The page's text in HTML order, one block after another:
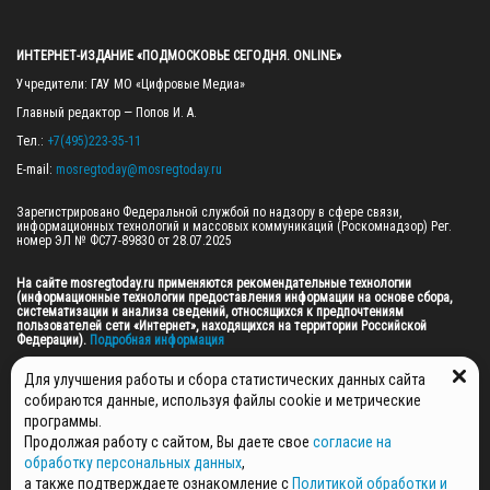
ИНТЕРНЕТ-ИЗДАНИЕ «ПОДМОСКОВЬЕ СЕГОДНЯ. ONLINE»
Учредители: ГАУ МО «Цифровые Медиа»
Главный редактор — Попов И. А.
Тел.: +7(495)223-35-11
E-mail: mosregtoday@mosregtoday.ru
Зарегистрировано Федеральной службой по надзору в сфере связи,
информационных технологий и массовых коммуникаций (Роскомнадзор) Рег.
номер ЭЛ № ФС77-89830 от 28.07.2025
На сайте mosregtoday.ru применяются рекомендательные технологии
(информационные технологии предоставления информации на основе сбора,
систематизации и анализа сведений, относящихся к предпочтениям
пользователей сети «Интернет», находящихся на территории Российской
Федерации). Подробная информация
© 2026 ПРАВА НА ВСЕ МАТЕРИАЛЫ САЙТА ПРИНАДЛЕЖАТ ГАУ МО "ЦИФРОВЫЕ
МЕДИА" (ОГРН: 1255000059467).
ПОЛИТИКА ОБРАБОТКИ И ЗАЩИТЫ ПЕРСОНАЛЬНЫХ ДАННЫХ
НОВОСТИ
Для улучшения работы и сбора статистических данных сайта
собираются данные, используя файлы cookie и метрические
программы.
Продолжая работу с сайтом, Вы даете свое согласие на
обработку персональных данных,
а также подтверждаете ознакомление с Политикой обработки и